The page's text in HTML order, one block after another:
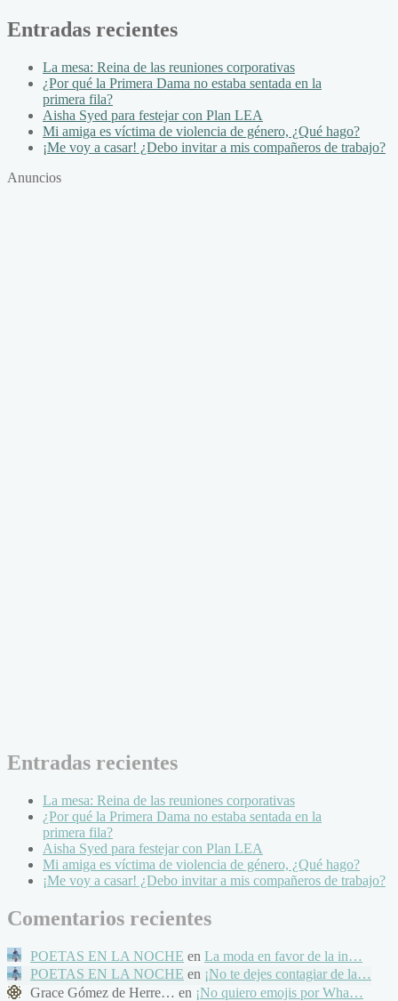
Entradas recientes
La mesa: Reina de las reuniones corporativas
¿Por qué la Primera Dama no estaba sentada en la
primera fila?
Aisha Syed para festejar con Plan LEA
Mi amiga es víctima de violencia de género, ¿Qué hago?
¡Me voy a casar! ¿Debo invitar a mis compañeros de trabajo?
Anuncios
Entradas recientes
La mesa: Reina de las reuniones corporativas
¿Por qué la Primera Dama no estaba sentada en la
primera fila?
Aisha Syed para festejar con Plan LEA
Mi amiga es víctima de violencia de género, ¿Qué hago?
¡Me voy a casar! ¿Debo invitar a mis compañeros de trabajo?
Comentarios recientes
POETAS EN LA NOCHE en La moda en favor de la in…
POETAS EN LA NOCHE en ¡No te dejes contagiar de la…
Grace Gómez de Herre… en ¡No quiero emojis por Wha…